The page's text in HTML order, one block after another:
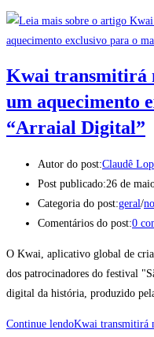
Kwai transmitirá
um aquecimento
“Arraial Digital”
Autor do post:Claudê
Post publicado:26 de
Categoria do post:geral/
Comentários do post:0
O Kwai, aplicativo global de
dos patrocinadores do festival
digital da história, produzido
Continue lendoKwai transmitirá